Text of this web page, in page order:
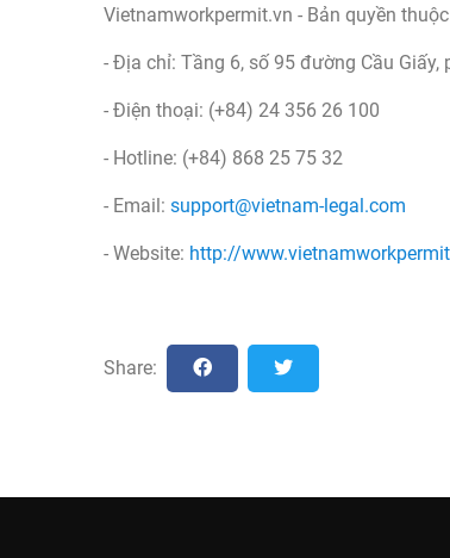
Vietnamworkpermit.vn - Bản quyền
- Địa chỉ: Tầng 6, số 95 đường Cầu Giấy,
- Điện thoại: (+84) 24 356 26 100
- Hotline: (+84) 868 25 75 32
- Email: support@vietnam-legal.com
- Website: http://
Share: